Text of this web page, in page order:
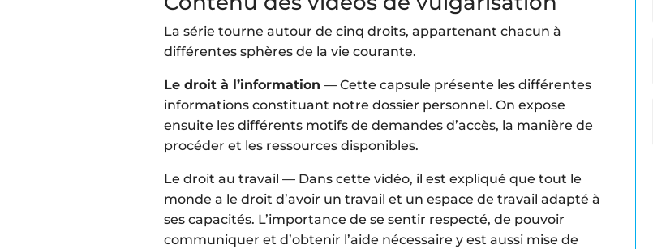
La série tourne autour de cinq droits, appartenant chacun à
différentes sphères de la vie courante.
Le droit à l’information — Cette capsule présente les différentes
informations constituant notre dossier personnel. On expose
ensuite les différents motifs de demandes d’accès, la manière de
procéder et les ressources disponibles.
Le droit au travail — Dans cette vidéo, il est expliqué que tout le
monde a le droit d’avoir un travail et un espace de travail adapté à
ses capacités. L’importance de se sentir respecté, de pouvoir
communiquer et d’obtenir l’aide nécessaire y est aussi mise de